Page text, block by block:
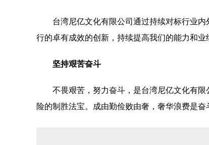
台湾尼亿文化有限公司通过持续对标行业
行的卓有成效的创新，持续提高我们的能力和业
坚持艰苦奋斗
不畏艰苦，努力奋斗，是台湾尼亿文化有
险的制胜法宝。成由勤俭败由奢，奢华浪费是